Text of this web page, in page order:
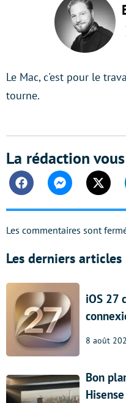
Le Mac, c'est pour le
tourne.
La rédaction
FacebookMessengerTwitter
Les commentaires sont
Les derniers articles
iOS 27
8 août
Bon